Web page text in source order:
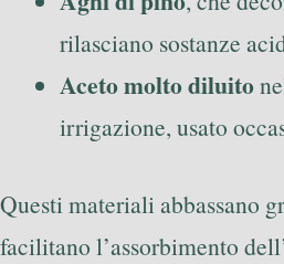
rilasciano sostanze
Aceto molto diluito
irrigazione, usato
Questi materiali abbassano
facilitano l’assorbimento